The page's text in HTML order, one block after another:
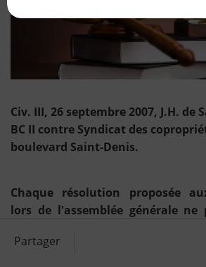
Civ. III, 26 septembre 2007, J.H. de
BC II contre Syndicat des
boulevard Saint-Denis.
Chaque résolution proposée
lors de l'assemblée générale
Il est des choses qui sont
Partager